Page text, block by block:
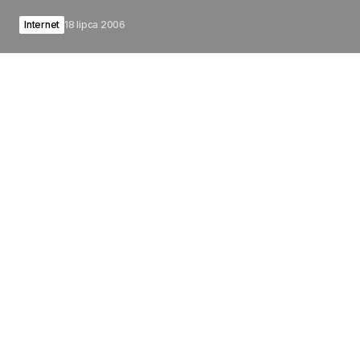
Internet 18 lipca 2006